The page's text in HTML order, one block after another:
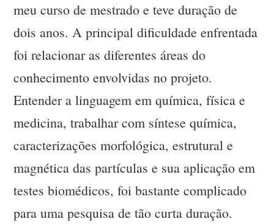
meu curso de mestrado e teve duração de
dois anos. A principal dificuldade enfrentada
foi relacionar as diferentes áreas do
conhecimento envolvidas no projeto.
Entender a linguagem em química, física e
medicina, trabalhar com síntese química,
caracterizações morfológica, estrutural e
magnética das partículas e sua aplicação em
testes biomédicos, foi bastante complicado
para uma pesquisa de tão curta duração.